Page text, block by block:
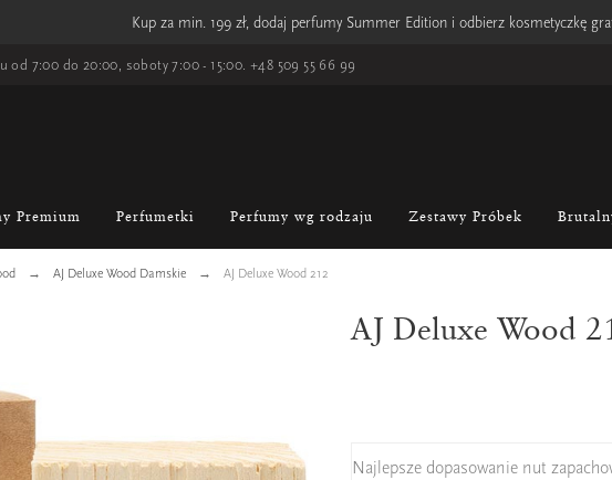
Kup za min. 199 zł, dodaj perfumy Summer Edition i odbierz kosmetyczkę
od 7:00 do 20:00, soboty 7:00 - 15:00. +48 509 55 66 99
Premium Perfumetki Perfumy wg rodzaju Zestawy Próbek
AJ Deluxe Wood Damskie AJ Deluxe Wood 212
AJ Deluxe Wood
Najlepsze dopasowanie nut